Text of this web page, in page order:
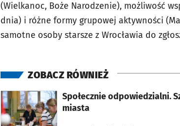
(Wielkanoc, Boże Narodzenie), możliwość
dnia) i różne formy grupowej aktywności
samotne osoby starsze z Wrocławia do
ZOBACZ RÓWNIEŻ
Społecznie odpowiedzialni.
miasta
otworzy się w nowej karcie